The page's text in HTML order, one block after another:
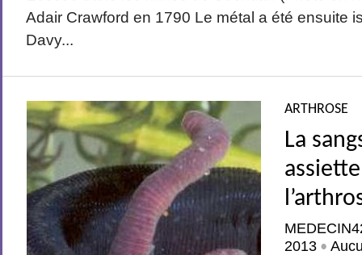
Adair Crawford en 1790 Le métal a été ensuite
Davy...
ARTHROSE
La
2013 •